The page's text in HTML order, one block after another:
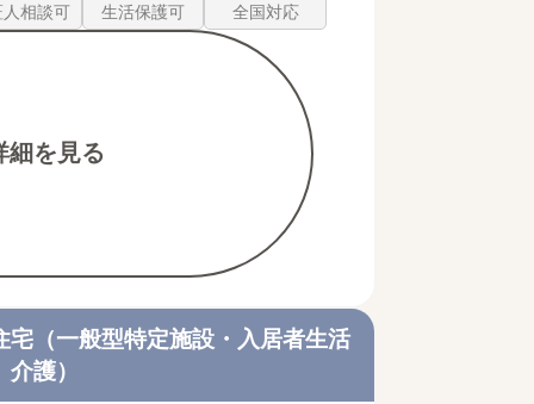
人相談可 生活保護可 全国対応
細を見る
宅（一般型特定施設・入居者生活
介護）